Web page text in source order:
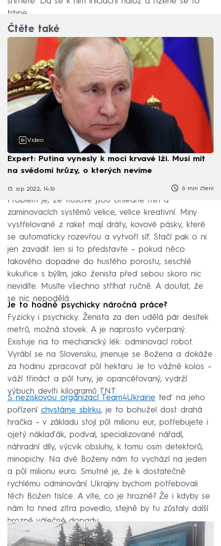
trhne.
Čtěte také
Video
Expert: Putina vynesly k moci krvavé lži. Musí mít
na svědomí hrůzy, o kterých nevíme
15. srp 2022, 14:16 6 min čtení
Problém je, že Rusové jsou ohledně min a
zaminovacích systémů velice, velice kreativní. Miny
vystřelované z raket mají dráty, kovové pásky, které
se automaticky rozevřou a vytvoří síť. Stačí pak o ni
jen zavadit. Jen si to představte – pokud něco
takového dopadne do hustého porostu, seschlé
kukuřice s býlím, jako ženista před sebou skoro nic
nevidíte. Musíte všechno stříhat ručně. A doufat, že
se nic nepodělá.
Je to hodně psychicky náročná práce?
Fyzicky i psychicky. Ženista za den udělá pár desítek
metrů, možná stovek. A je naprosto vyčerpaný.
Existuje na to mechanický lék: odminovací robot.
Vyrábí se na Slovensku, jmenuje se Božena a dokáže
za hodinu zpracovat půl hektaru. Je to vážně kolos –
váží třináct a půl tuny, je opancéřovaný, vydrží
výbuch devíti kilogramů TNT.
S neziskovou organizací Team4Ukraine teď na jeho
pořízení chystáme sbírku, je to bohužel dost drahá
hračka – v základu stojí půl milionu eur, potřebujete i
ojetý náklaďák, podval, specializované nářadí,
náhradní díly, výcvik obsluhy, k tomu osm detektorů,
minopichy. Na dvě Boženy nám to vychází na jeden
a půl milionu euro. Smutné je, že k dostatečně
rychlému odminování Ukrajiny bychom potřebovali
těch Božen tisíce. A víte, co je hrozné? Že i kdyby se
nám to hned zítra povedlo, stejně by tu zůstaly další
hrozné válečné dopady.